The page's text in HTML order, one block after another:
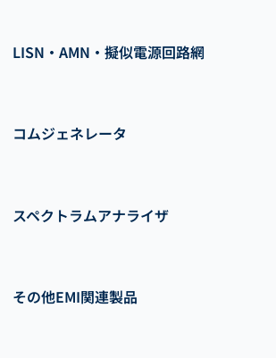
LISN・AMN・擬似電源回路網
コムジェネレータ
スペクトラムアナライザ
その他EMI関連製品